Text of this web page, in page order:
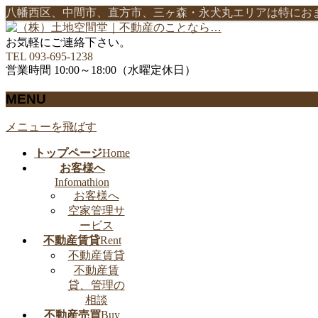
八幡西区、中間市、直方市、三ヶ森・永犬丸エリアは特にお
お気軽にご連絡下さい。
TEL 093-695-1238
営業時間 10:00～18:00（水曜定休日）
MENU
メニューを飛ばす
トップページHome
お客様へ
Infomathion
お客様へ
空家管理サ
ービス
不動産賃貸Rent
不動産賃貸
不動産賃
貸、管理の
相談
不動産売買Buy